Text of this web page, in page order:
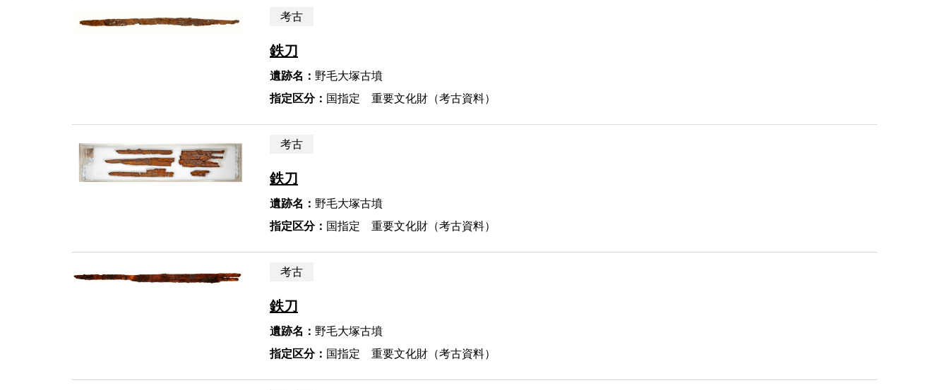
考古
鉄刀
遺跡名： 野毛大塚古墳
指定区分： 国指定 重要文化財（考古資料）
考古
鉄刀
遺跡名： 野毛大塚古墳
指定区分： 国指定 重要文化財（考古資料）
考古
鉄刀
遺跡名： 野毛大塚古墳
指定区分： 国指定 重要文化財（考古資料）